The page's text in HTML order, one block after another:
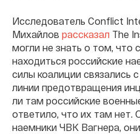
Исследователь Conflict
Михайлов рассказал The
могли не знать о том, что
находиться российские
силы коалиции связались
линии предотвращения
ли там российские
ответило, что их там нет.
наемники ЧВК Вагнера,